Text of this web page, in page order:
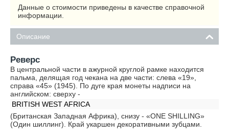
Данные о стоимости приведены в качестве справочной
информации.
Описание
Реверс
В центральной части в ажурной круглой рамке находится
пальма, делящая год чекана на две части: слева «19»,
справа «45» (1945). По дуге края монеты надписи на
английском: сверху -
BRITISH WEST AFRICA
(Британская Западная Африка), снизу - «ONE SHILLING»
(Один шиллинг). Край укаршен декоративными зубцами.